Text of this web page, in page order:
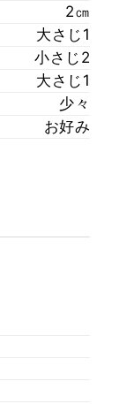
2㎝
大さじ1
小さじ2
大さじ1
少々
お好み